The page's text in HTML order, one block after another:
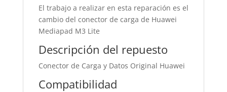
El trabajo a realizar en esta reparación es el
cambio del conector de carga de Huawei
Mediapad M3 Lite
Descripción del repuesto
Conector de Carga y Datos Original Huawei
Compatibilidad